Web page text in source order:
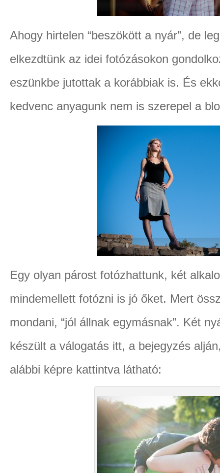
Ahogy hirtelen “beszökött a nyár”, de
elkezdtünk az idei fotózásokon
eszünkbe jutottak a korábbiak is. És
kedvenc anyagunk nem is szerepel a
Egy olyan párost fotózhattunk, két
mindemellett fotózni is jó őket. Mert
mondani, “jól állnak egymásnak”. Két
készült a válogatás itt, a bejegyzés
alábbi képre kattintva látható: